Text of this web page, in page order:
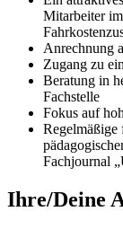
Mitarbeiter
Anrechnung
Zugang zu
Beratung in
Fachstelle
Fokus auf
Regelmäßige
Fachjournal
Ihre/Deine